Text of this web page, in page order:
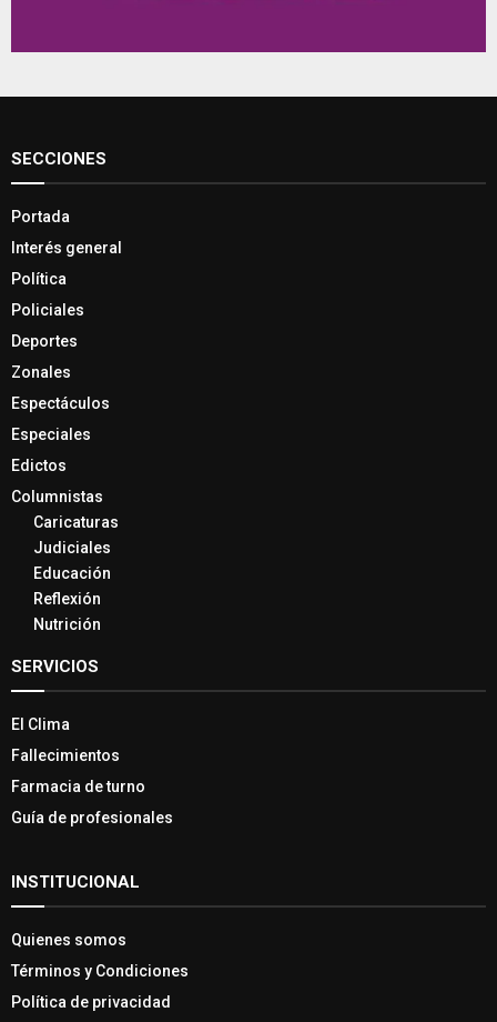
SECCIONES
Portada
Interés general
Política
Policiales
Deportes
Zonales
Espectáculos
Especiales
Edictos
Columnistas
Caricaturas
Judiciales
Educación
Reflexión
Nutrición
SERVICIOS
El Clima
Fallecimientos
Farmacia de turno
Guía de profesionales
INSTITUCIONAL
Quienes somos
Términos y Condiciones
Política de privacidad